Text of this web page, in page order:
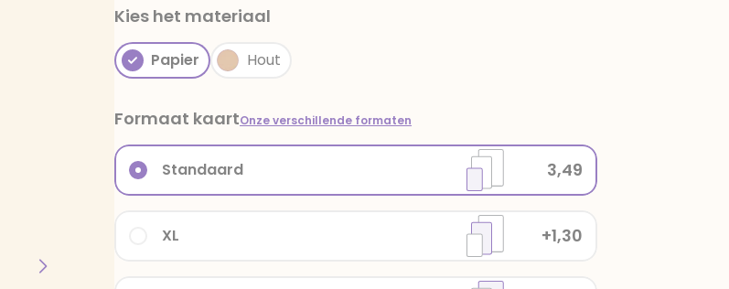
Kies het materiaal
Papier Hout
Formaat kaartOnze verschillende formaten
Standaard 3,49
XL +1,30